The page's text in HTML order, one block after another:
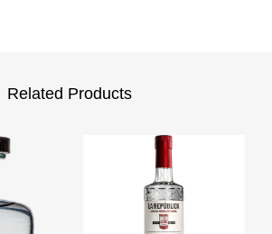
Related Products